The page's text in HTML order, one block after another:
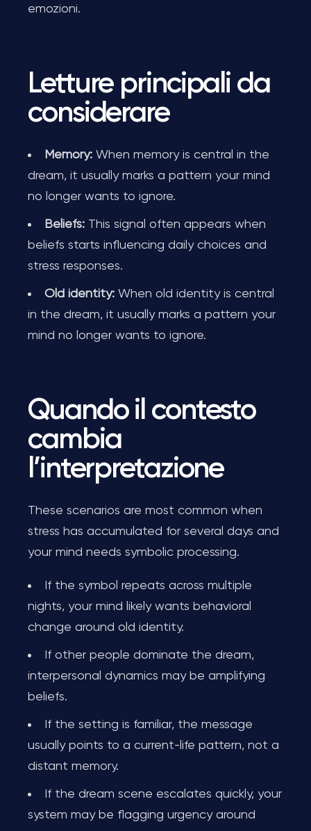
emozioni.
Letture principali da
considerare
Memory: When memory is central in the
dream, it usually marks a pattern your mind
no longer wants to ignore.
Beliefs: This signal often appears when
beliefs starts influencing daily choices and
stress responses.
Old identity: When old identity is central
in the dream, it usually marks a pattern your
mind no longer wants to ignore.
Quando il contesto
cambia
l’interpretazione
These scenarios are most common when
stress has accumulated for several days and
your mind needs symbolic processing.
If the symbol repeats across multiple
nights, your mind likely wants behavioral
change around old identity.
If other people dominate the dream,
interpersonal dynamics may be amplifying
beliefs.
If the setting is familiar, the message
usually points to a current-life pattern, not a
distant memory.
If the dream scene escalates quickly, your
system may be flagging urgency around